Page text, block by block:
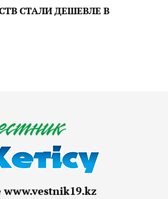
СТАЛИ ДЕШЕВЛЕ В
www.vestnik19.kz